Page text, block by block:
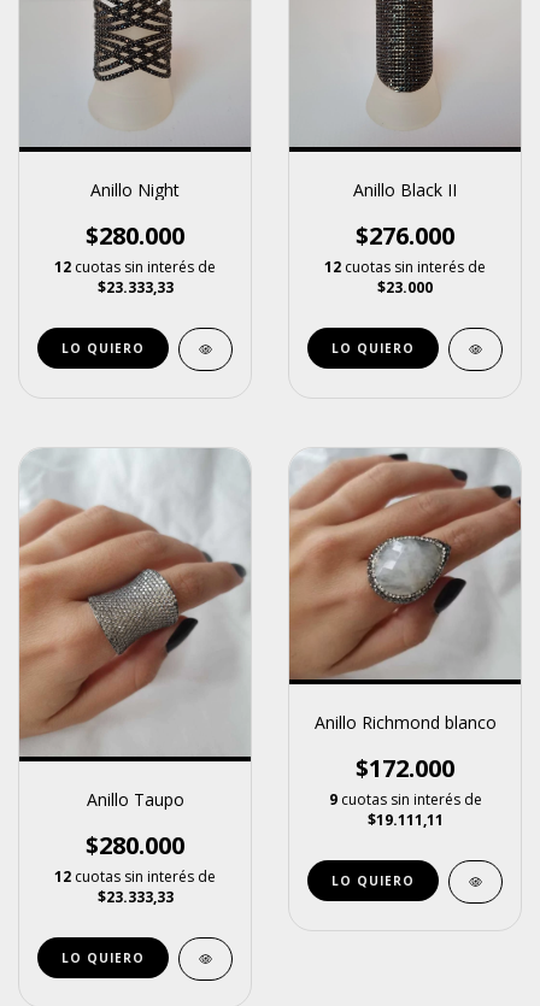
Anillo Night
$280.000
12 cuotas sin interés de
$23.333,33
LO QUIERO
Anillo Black II
$276.000
12 cuotas sin interés de
$23.000
LO QUIERO
Anillo Taupo
$280.000
12 cuotas sin interés de
$23.333,33
LO QUIERO
Anillo Richmond blanco
$172.000
9 cuotas sin interés de
$19.111,11
LO QUIERO